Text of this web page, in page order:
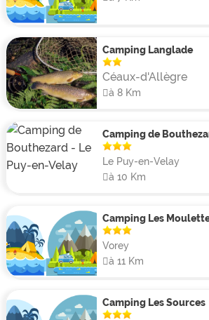
Camping Langlade
Céaux-d'Allègre
à 8 Km
Camping de
Le Puy-en-Velay
à 10 Km
Camping Les
Vorey
à 11 Km
Camping Les Sources